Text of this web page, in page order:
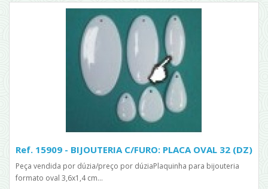
Ref. 15909 - BIJOUTERIA C/FURO: PLACA OVAL 32 (DZ)
Peça vendida por dúzia/preço por dúziaPlaquinha para bijouteria
formato oval 3,6x1,4 cm...